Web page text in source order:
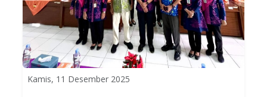
Kamis, 11 Desember 2025